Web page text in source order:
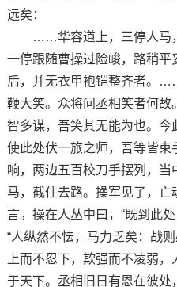
远矣：
……华容道上，三停人马，
一停跟随曹操过险峻，路稍
后，并无衣甲袍铠整齐者。
鞭大笑。众将问丞相笑者何故
智多谋，吾笑其无能为也。
使此处伏一旅之师，吾等皆束
响，两边五百校刀手摆列，
马，截住去路。操军见了，
言。操在人丛中曰，“既到此
“人纵然不怯，马力乏矣：战
上而不忍下，欺强而不凌弱
于天下。丞相旧日有恩在彼处